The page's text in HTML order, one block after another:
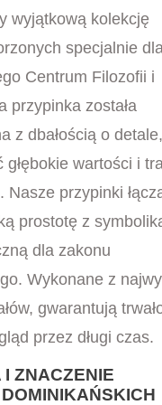
wyjątkową kolekcję
specjalnie
Centrum Filozofii i
przypinka została
z dbałością o
głębokie wartości i
Nasze przypinki
prostotę z
dla zakonu
Wykonane z
gwarantują
przez długi czas.
ZNACZENIE